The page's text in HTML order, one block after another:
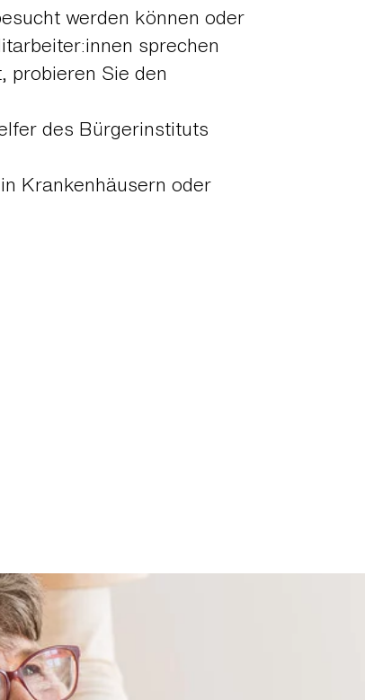
werden können oder
sprechen
probieren Sie den
des Bürgerinstituts
Krankenhäusern oder